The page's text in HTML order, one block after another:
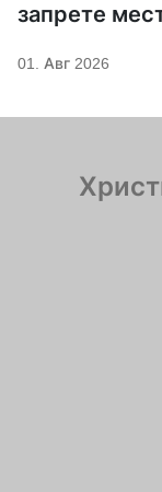
запрете
01. Авг 2026